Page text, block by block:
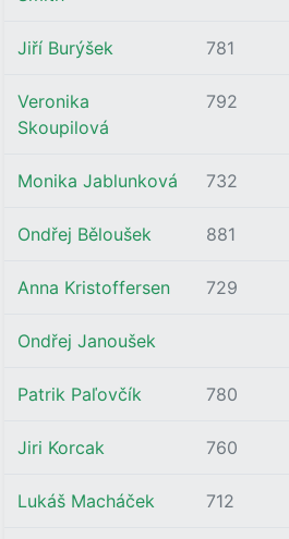
Jiří Burýšek 781
Veronika
Skoupilová
792
Monika Jablunková 732
Ondřej Běloušek 881
Anna Kristoffersen 729
Ondřej Janoušek
Patrik Paľovčík 780
Jiri Korcak 760
Lukáš Macháček 712